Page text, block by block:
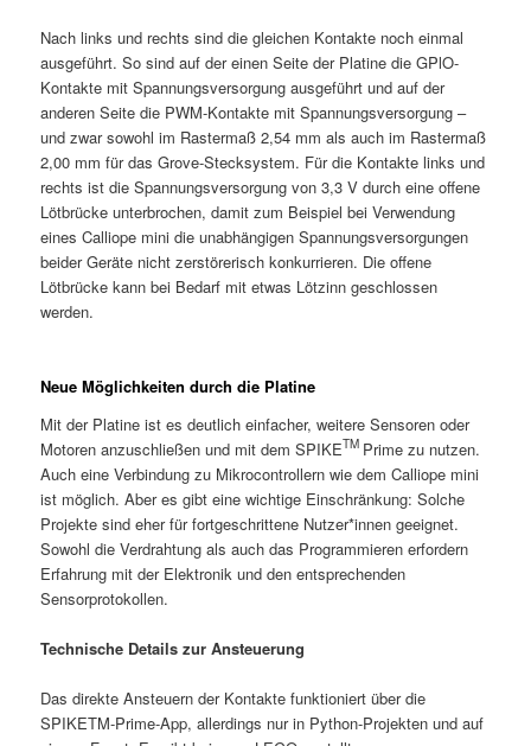
Nach links und rechts sind die gleichen Kontakte noch einmal
ausgeführt. So sind auf der einen Seite der Platine die GPlO-
Kontakte mit Spannungsversorgung ausgeführt und auf der
anderen Seite die PWM-Kontakte mit Spannungsversorgung –
und zwar sowohl im Rastermaß 2,54 mm als auch im Rastermaß
2,00 mm für das Grove-Stecksystem. Für die Kontakte links und
rechts ist die Spannungsversorgung von 3,3 V durch eine offene
Lötbrücke unterbrochen, damit zum Beispiel bei Verwendung
eines Calliope mini die unabhängigen Spannungsversorgungen
beider Geräte nicht zerstörerisch konkurrieren. Die offene
Lötbrücke kann bei Bedarf mit etwas Lötzinn geschlossen
werden.
Neue Möglichkeiten durch die Platine
Mit der Platine ist es deutlich einfacher, weitere Sensoren oder
Motoren anzuschließen und mit dem SPIKETM Prime zu nutzen.
Auch eine Verbindung zu Mikrocontrollern wie dem Calliope mini
ist möglich. Aber es gibt eine wichtige Einschränkung: Solche
Projekte sind eher für fortgeschrittene Nutzer*innen geeignet.
Sowohl die Verdrahtung als auch das Programmieren erfordern
Erfahrung mit der Elektronik und den entsprechenden
Sensorprotokollen.
Technische Details zur Ansteuerung
Das direkte Ansteuern der Kontakte funktioniert über die
SPIKETM-Prime-App, allerdings nur in Python-Projekten und auf